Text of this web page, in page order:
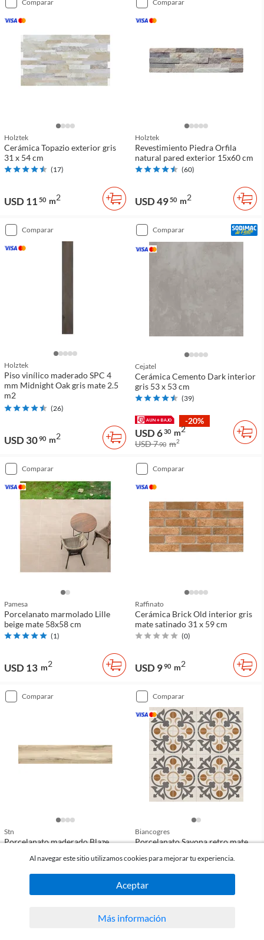
comparar
Holztek
Cerámica Topazio exterior gris
31 x 54 cm
(17)
USD 11 50 m2
comparar
Holztek
Revestimiento Piedra Orfila
natural pared exterior 15x60 cm
(60)
USD 4950 m2
comparar
Holztek
Piso vinílico maderado SPC 4
mm Midnight Oak gris mate 2.5
m2
(26)
USD 3090 m2
comparar
Cejatel
Cerámica Cemento Dark interior
gris 53 x 53 cm
(39)
-20%
USD 630 m2
USD 790 m2
comparar
Pamesa
Porcelanato marmolado Lille
beige mate 58x58 cm
(1)
USD 13 m2
comparar
Raffinato
Cerámica Brick Old interior gris
mate satinado 31 x 59 cm
(0)
USD 990 m2
comparar
Stn
Porcelanato maderado Blaze
(0)
USD 2990 m
comparar
Biancogres
Porcelanato Savona retro mate
(0
USD 27 m
comparar
Al navegar este sitio utilizamos cookies para mejorar tu experiencia.
Aceptar
Más información